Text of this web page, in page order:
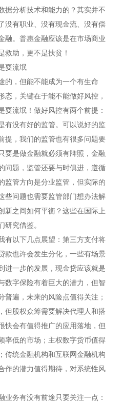
据分析技术和能力的？其实并不
没有职业、没有现金流、没有偿
融。普惠金融应该是在市场商业
救助，更不是扶贫！
耍流氓
的，但能不能成为一个有生命
态，关键在于能不能做好风控，
耍流氓！做好风控有两个前提：
有没有好的监管。可以说好的监
提，我们的监管也有很多问题要
要是做金融就必须有牌照，金融
问题，监管还要与时俱进，遵循
监管方向是分业监管，但实际的
些问题也需要监管部门想办法解
新之间如何平衡？这些在国际上
研究借鉴。
有以下几点展望：第三方支付将
款也许会发生分化，一些有场景
进一步的发展，现金贷应该就是
数字保险有着巨大的潜力，但智
普遍，未来的风险点值得关注；
但股权众筹需要解决代理人和搭
快会有值得推广的应用落地，但
率低的市场；主权数字货币值得
传统金融机构和互联网金融机构
作的潜力值得期待，对系统性风
业务有没有前途只要关注一点：